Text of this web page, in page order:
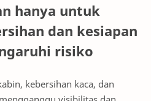
hanya untuk
dan kesiapan
risiko
kebersihan kaca, dan